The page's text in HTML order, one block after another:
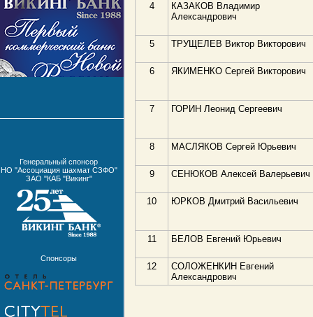
Генеральный спонсор
НО "Ассоциация шахмат СЗФО"
ЗАО "КАБ "Викинг"
Спонсоры
4
КАЗАКОВ Владимир
Александрович
5 ТРУЩЕЛЕВ Виктор Викторович
6 ЯКИМЕНКО Сергей Викторович
7 ГОРИН Леонид Сергеевич
8 МАСЛЯКОВ Сергей Юрьевич
9 СЕНЮКОВ Алексей Валерьевич
10 ЮРКОВ Дмитрий Васильевич
11 БЕЛОВ Евгений Юрьевич
12
СОЛОЖЕНКИН Евгений
Александрович